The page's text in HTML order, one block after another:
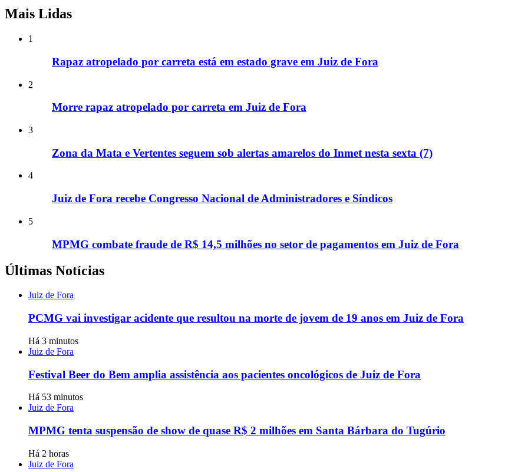
Mais Lidas
1
Rapaz atropelado por carreta está em estado grave em Juiz de Fora
2
Morre rapaz atropelado por carreta em Juiz de Fora
3
Zona da Mata e Vertentes seguem sob alertas amarelos do Inmet nesta sexta (7)
4
Juiz de Fora recebe Congresso Nacional de Administradores e Síndicos
5
MPMG combate fraude de R$ 14,5 milhões no setor de pagamentos em Juiz de Fora
Últimas Notícias
Juiz de Fora
PCMG vai investigar acidente que resultou na morte de jovem de 19 anos em Juiz de Fora
Há 3 minutos
Juiz de Fora
Festival Beer do Bem amplia assistência aos pacientes oncológicos de Juiz de Fora
Há 53 minutos
Juiz de Fora
MPMG tenta suspensão de show de quase R$ 2 milhões em Santa Bárbara do Tugúrio
Há 2 horas
Juiz de Fora